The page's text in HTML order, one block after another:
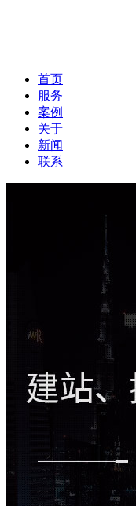
首页
服务
案例
关于
新闻
联系